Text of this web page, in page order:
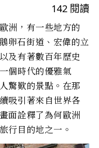
142 閱讀
洲，有一些地方的
卵石街道、宏偉的立
及有著數百年歷史
個時代的優雅氣
驚歎的景點。在那
吸引著來自世界各
面詮釋了為何歐洲
行目的地之一。